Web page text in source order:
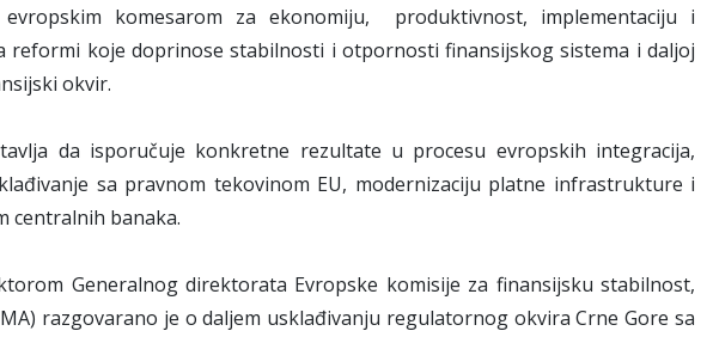
komesarom za ekonomiju, produktivnost, implementaciju i
reformi koje doprinose stabilnosti i otpornosti finansijskog sistema i daljoj
okvir.
da isporučuje konkretne rezultate u procesu evropskih integracija,
sa pravnom tekovinom EU, modernizaciju platne infrastrukture i
centralnih banaka.
Generalnog direktorata Evropske komisije za finansijsku stabilnost,
razgovarano je o daljem usklađivanju regulatornog okvira Crne Gore sa